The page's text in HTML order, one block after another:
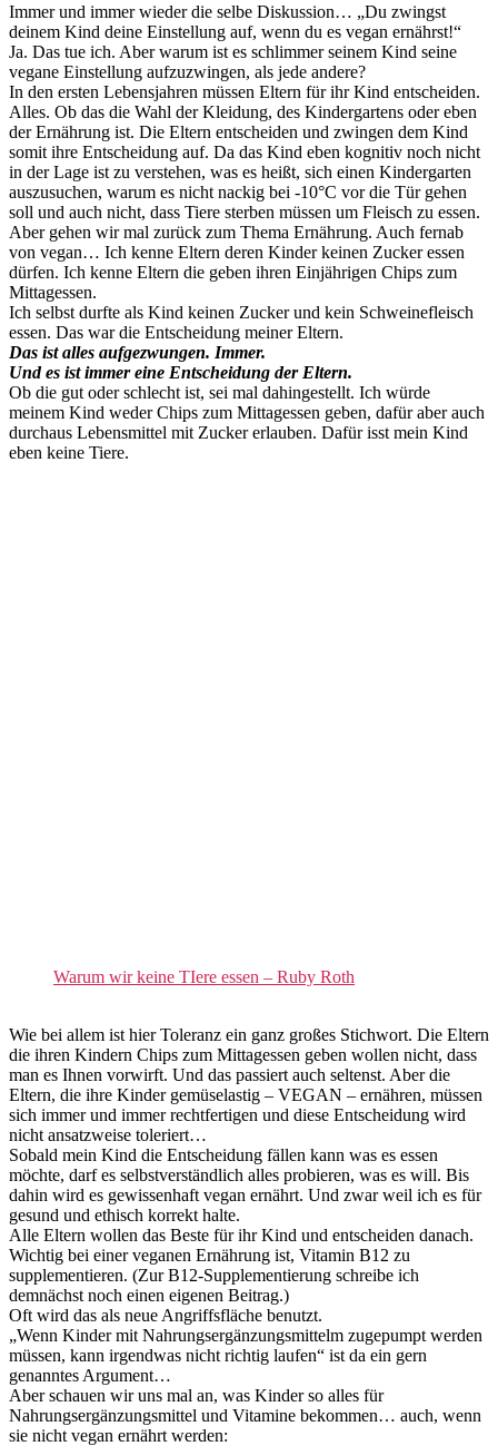
Immer und immer wieder die selbe Diskussion… „Du zwingst
deinem Kind deine Einstellung auf, wenn du es vegan ernährst!“
Ja. Das tue ich. Aber warum ist es schlimmer seinem Kind seine
vegane Einstellung aufzuzwingen, als jede andere?
In den ersten Lebensjahren müssen Eltern für ihr Kind entscheiden.
Alles. Ob das die Wahl der Kleidung, des Kindergartens oder eben
der Ernährung ist. Die Eltern entscheiden und zwingen dem Kind
somit ihre Entscheidung auf. Da das Kind eben kognitiv noch nicht
in der Lage ist zu verstehen, was es heißt, sich einen Kindergarten
auszusuchen, warum es nicht nackig bei -10°C vor die Tür gehen
soll und auch nicht, dass Tiere sterben müssen um Fleisch zu essen.
Aber gehen wir mal zurück zum Thema Ernährung. Auch fernab
von vegan… Ich kenne Eltern deren Kinder keinen Zucker essen
dürfen. Ich kenne Eltern die geben ihren Einjährigen Chips zum
Mittagessen.
Ich selbst durfte als Kind keinen Zucker und kein Schweinefleisch
essen. Das war die Entscheidung meiner Eltern.
Das ist alles aufgezwungen. Immer.
Und es ist immer eine Entscheidung der Eltern.
Ob die gut oder schlecht ist, sei mal dahingestellt. Ich würde
meinem Kind weder Chips zum Mittagessen geben, dafür aber auch
durchaus Lebensmittel mit Zucker erlauben. Dafür isst mein Kind
eben keine Tiere.
Warum wir keine TIere essen – Ruby Roth
Wie bei allem ist hier Toleranz ein ganz großes Stichwort. Die Eltern
die ihren Kindern Chips zum Mittagessen geben wollen nicht, dass
man es Ihnen vorwirft. Und das passiert auch seltenst. Aber die
Eltern, die ihre Kinder gemüselastig – VEGAN – ernähren, müssen
sich immer und immer rechtfertigen und diese Entscheidung wird
nicht ansatzweise toleriert…
Sobald mein Kind die Entscheidung fällen kann was es essen
möchte, darf es selbstverständlich alles probieren, was es will. Bis
dahin wird es gewissenhaft vegan ernährt. Und zwar weil ich es für
gesund und ethisch korrekt halte.
Alle Eltern wollen das Beste für ihr Kind und entscheiden danach.
Wichtig bei einer veganen Ernährung ist, Vitamin B12 zu
supplementieren. (Zur B12-Supplementierung schreibe ich
demnächst noch einen eigenen Beitrag.)
Oft wird das als neue Angriffsfläche benutzt.
„Wenn Kinder mit Nahrungsergänzungsmittelm zugepumpt werden
müssen, kann irgendwas nicht richtig laufen“ ist da ein gern
genanntes Argument…
Aber schauen wir uns mal an, was Kinder so alles für
Nahrungsergänzungsmittel und Vitamine bekommen… auch, wenn
sie nicht vegan ernährt werden: